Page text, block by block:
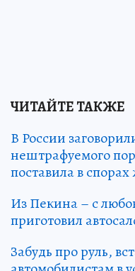
ЧИТАЙТЕ ТАКЖЕ
В России
нештрафуемого
поставила в
Из Пекина – с
приготовил
Забудь про руль,